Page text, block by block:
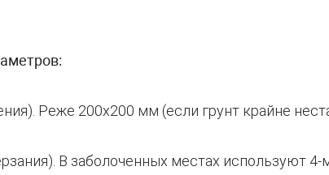
Реже 200х200 мм (если грунт крайне
В заболоченных местах используют